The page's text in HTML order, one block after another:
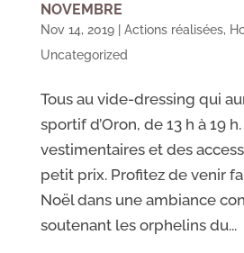
NOVEMBRE
Nov 14, 2019| Actions réalisées,
Uncategorized
Tous au vide-dressing qui
sportif d’Oron, de 13 h à 19
vestimentaires et des
petit prix. Profitez de venir
Noël dans une ambiance
soutenant les orphelins du...